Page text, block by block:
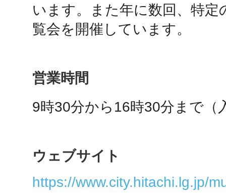
います。また年に数回、特定
覧会を開催しています。
営業時間
9時30分から16時30分まで（
ウェブサイト
https://www.city.hitachi.lg.jp/
生駒